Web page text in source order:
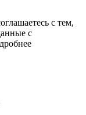
с тем,
с